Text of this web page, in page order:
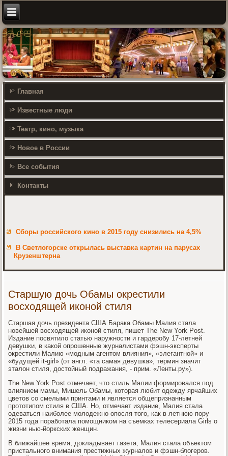
Главная
Известные люди
Театр, кино, музыка
Новое в России
Все события
Контакты
Сборы российского кино в 2015 году снизились на 4,5%
В Светлогорске открылась выставка картин на парусах
Крузенштерна
Старшую дочь Обамы окрестили
восходящей иконой стиля
Старшая дочь президента США Барака Обамы Малия стала
новейшей восходящей иконой стиля, пишет The New York Post.
Издание посвятило статью наружности и гардеробу 17-летней
девушки, в какой опрошенные журналистами фэшн-эксперты
окрестили Малию «модным агентом влияния», «элегантной» и
«будущей it-girl» (от англ. «та самая девушка», термин значит
эталон стиля, достойный подражания, - прим. «Ленты.ру»).
The New York Post отмечает, что стиль Малии формировался под
влиянием мамы, Мишель Обамы, которая любит одежду ярчайших
цветов со смелыми принтами и является общепризнанным
прототипом стиля в США. Но, отмечает издание, Малия стала
одеваться наиболее молодежно опосля того, как в летнюю пору
2015 года поработала помощником на съемках телесериала Girls о
жизни нью-йоркских женщин.
В ближайшее время, докладывает газета, Малия стала объектом
пристального внимания престижных журналов и фэшн-блогеров.